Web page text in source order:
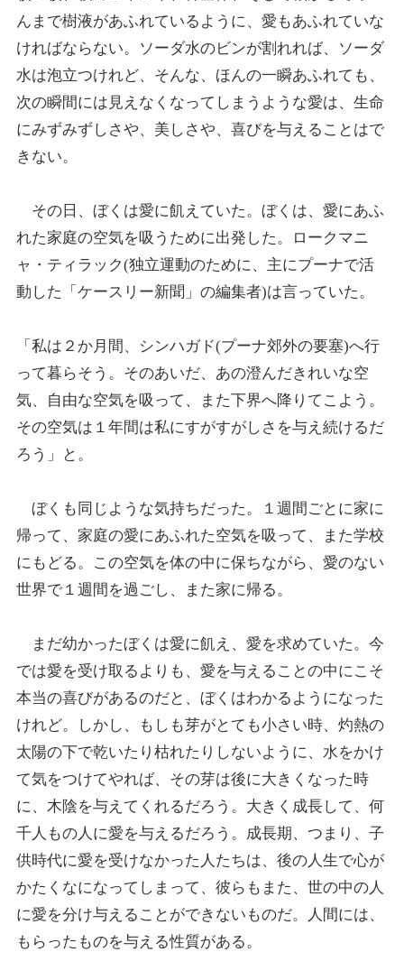
んまで樹液があふれているように、愛もあふれていな
ければならない。ソーダ水のビンが割れれば、ソーダ
水は泡立つけれど、そんな、ほんの一瞬あふれても、
次の瞬間には見えなくなってしまうような愛は、生命
にみずみずしさや、美しさや、喜びを与えることはで
きない。
その日、ぼくは愛に飢えていた。ぼくは、愛にあふ
れた家庭の空気を吸うために出発した。ロークマニ
ャ・ティラック(独立運動のために、主にプーナで活
動した「ケースリー新聞」の編集者)は言っていた。
「私は２か月間、シンハガド(プーナ郊外の要塞)へ行
って暮らそう。そのあいだ、あの澄んだきれいな空
気、自由な空気を吸って、また下界へ降りてこよう。
その空気は１年間は私にすがすがしさを与え続けるだ
ろう」と。
ぼくも同じような気持ちだった。１週間ごとに家に
帰って、家庭の愛にあふれた空気を吸って、また学校
にもどる。この空気を体の中に保ちながら、愛のない
世界で１週間を過ごし、また家に帰る。
まだ幼かったぼくは愛に飢え、愛を求めていた。今
では愛を受け取るよりも、愛を与えることの中にこそ
本当の喜びがあるのだと、ぼくはわかるようになった
けれど。しかし、もしも芽がとても小さい時、灼熱の
太陽の下で乾いたり枯れたりしないように、水をかけ
て気をつけてやれば、その芽は後に大きくなった時
に、木陰を与えてくれるだろう。大きく成長して、何
千人もの人に愛を与えるだろう。成長期、つまり、子
供時代に愛を受けなかった人たちは、後の人生で心が
かたくなになってしまって、彼らもまた、世の中の人
に愛を分け与えることができないものだ。人間には、
もらったものを与える性質がある。